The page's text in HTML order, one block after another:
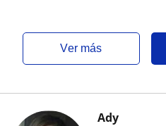
ver más
Ady